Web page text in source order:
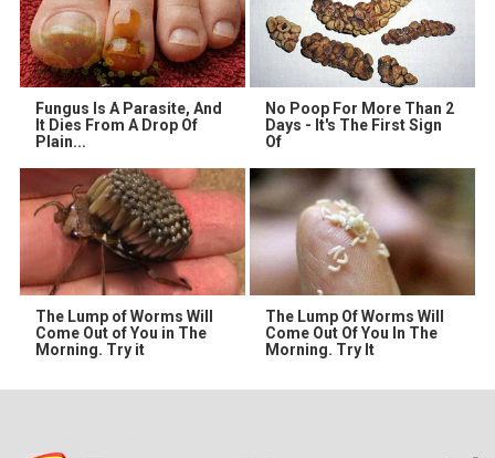
Fungus Is A Parasite, And
It Dies From A Drop Of
Plain...
No Poop For More Than 2
Days - It's The First Sign
Of
The Lump of Worms Will
Come Out of You in The
Morning. Try it
The Lump Of Worms Will
Come Out Of You In The
Morning. Try It